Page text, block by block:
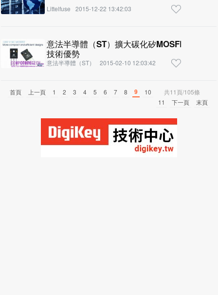
Littelfuse 2015-12-22 13:42:03
意法半導體（ST）擴大碳化矽MOSFET產品
技術優勢
意法半導體（ST） 2015-02-10 12:03:42
共11頁/105條
首頁 上一頁 1 2 3 4 5 6 7 8 9
10
11
下一頁 末頁